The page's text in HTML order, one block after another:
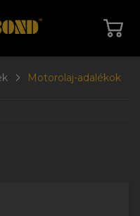
Motorolaj-adalékok